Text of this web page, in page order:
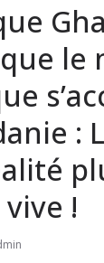
le
:
!